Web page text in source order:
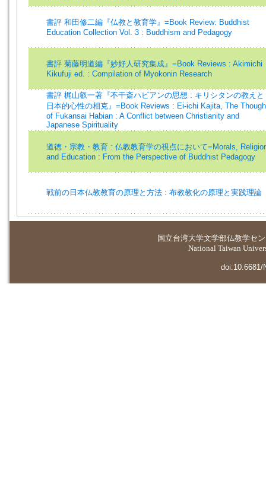
書評 和田修二編『仏教と教育学』=Book Review: Buddhist
Education Collection Vol. 3 : Buddhism and Pedagogy
書評 菊藤明道編『妙好人研究集成』=Book Reviews : Akimichi
Kikufuji ed. : Compilation of Myokonin Research
書評 梶山叡一著『不干斎ハビアンの思想 : キリシタンの教えと
日本的心性の相克』=Book Reviews : Ei-ichi Kajita, The
of Fukansai Habian : A Conflict between Christianity and
Japanese Spirituality
道徳・宗教・教育 : 仏教教育学の視点において=Morals,
and Education : From the Perspective of Buddhist Pedagogy
戦前の日本仏教教育の原理と方法 : 布教教化の原理と実践理論
国立台湾大学文学部仏教学セ
National Taiwan
doi:10.6681/